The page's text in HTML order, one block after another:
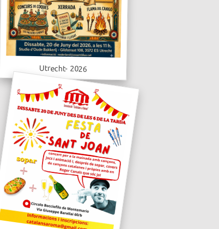
Utrecht- 2026